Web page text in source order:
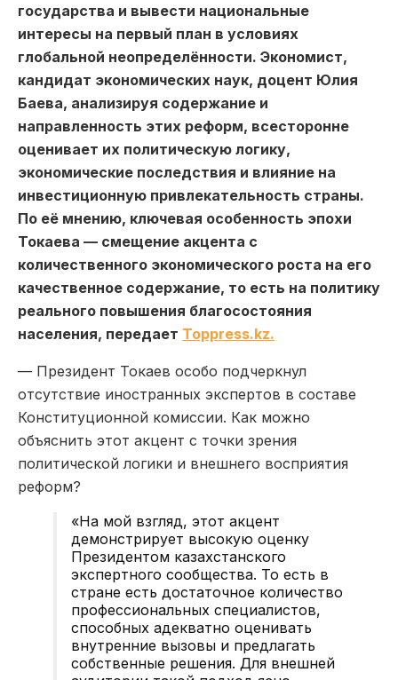
государства и вывести национальные
интересы на первый план в условиях
глобальной неопределённости. Экономист,
кандидат экономических наук, доцент Юлия
Баева, анализируя содержание и
направленность этих реформ, всесторонне
оценивает их политическую логику,
экономические последствия и влияние на
инвестиционную привлекательность страны.
По её мнению, ключевая особенность эпохи
Токаева — смещение акцента с
количественного экономического роста на его
качественное содержание, то есть на политику
реального повышения благосостояния
населения, передает Toppress.kz.
— Президент Токаев особо подчеркнул
отсутствие иностранных экспертов в составе
Конституционной комиссии. Как можно
объяснить этот акцент с точки зрения
политической логики и внешнего восприятия
реформ?
«На мой взгляд, этот акцент
демонстрирует высокую оценку
Президентом казахстанского
экспертного сообщества. То есть в
стране есть достаточное количество
профессиональных специалистов,
способных адекватно оценивать
внутренние вызовы и предлагать
собственные решения. Для внешней